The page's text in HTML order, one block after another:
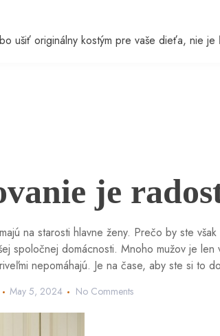
ušiť originálny kostým pre vaše dieťa, nie
je
na starosti hlavne ženy. Prečo by ste
spoločnej domácnosti. Mnoho mužov je
nepomáhajú. Je na čase, aby ste si to
May 5, 2024 No Comments